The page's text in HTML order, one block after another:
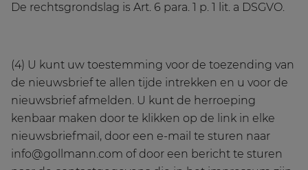
De rechtsgrondslag is Art. 6 para. 1 p. 1 lit. a DSGVO.
(4) U kunt uw toestemming voor de toezending van
de nieuwsbrief te allen tijde intrekken en u voor de
nieuwsbrief afmelden. U kunt de herroeping
kenbaar maken door te klikken op de link in elke
nieuwsbriefmail, door een e-mail te sturen naar
info@gollmann.com of door een bericht te sturen